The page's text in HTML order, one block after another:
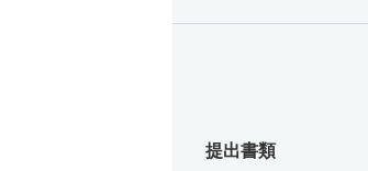
提出書類